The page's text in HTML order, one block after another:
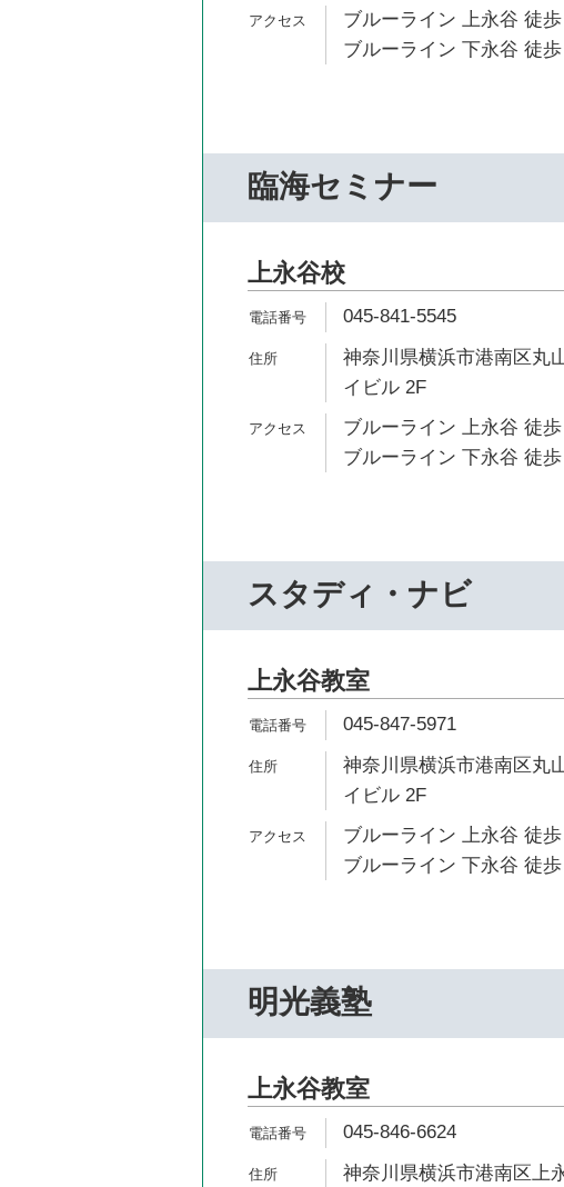
ブルーライン 上永谷 徒
ブルーライン 下永谷 徒
臨海セミナー
上永谷校
045-841-5545
神奈川県横浜市港南区丸
イビル 2F
ブルーライン 上永谷 徒
ブルーライン 下永谷 徒
スタディ・ナビ
上永谷教室
045-847-5971
神奈川県横浜市港南区丸
イビル 2F
ブルーライン 上永谷 徒
ブルーライン 下永谷 徒
明光義塾
上永谷教室
045-846-6624
神奈川県横浜市港南区上